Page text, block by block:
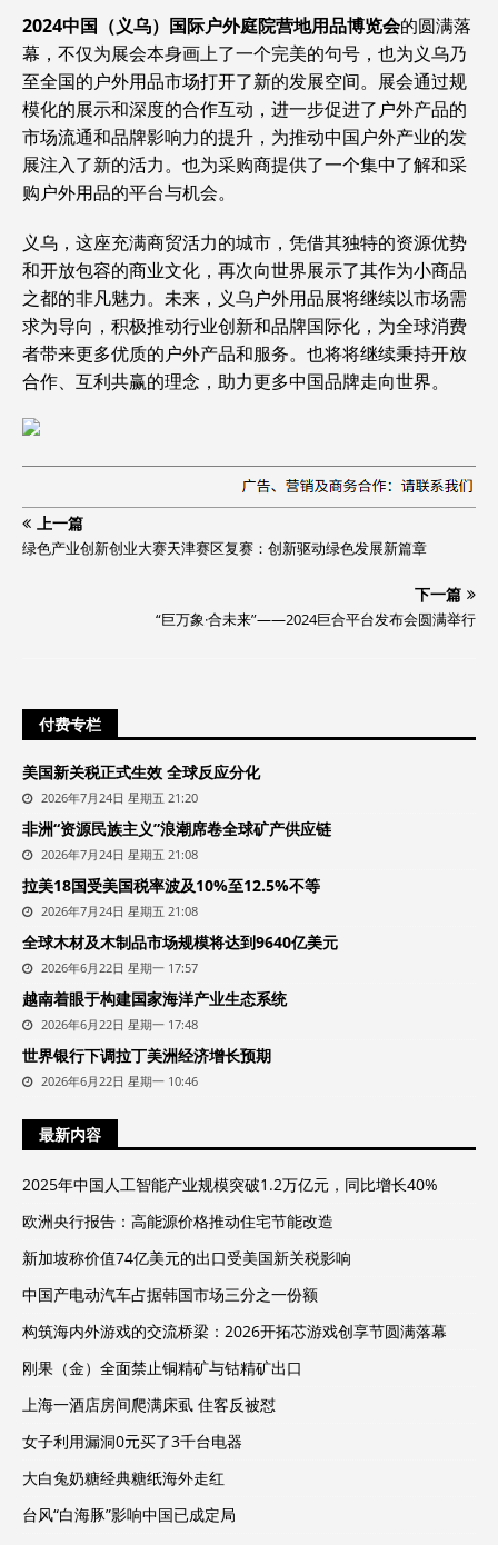
2024中国（义乌）国际户外庭院营地用品博览会的圆满落
幕，不仅为展会本身画上了一个完美的句号，也为义乌乃
至全国的户外用品市场打开了新的发展空间。展会通过规
模化的展示和深度的合作互动，进一步促进了户外产品的
市场流通和品牌影响力的提升，为推动中国户外产业的发
展注入了新的活力。也为采购商提供了一个集中了解和采
购户外用品的平台与机会。
义乌，这座充满商贸活力的城市，凭借其独特的资源优势
和开放包容的商业文化，再次向世界展示了其作为小商品
之都的非凡魅力。未来，义乌户外用品展将继续以市场需
求为导向，积极推动行业创新和品牌国际化，为全球消费
者带来更多优质的户外产品和服务。也将将继续秉持开放
合作、互利共赢的理念，助力更多中国品牌走向世界。
上一篇
绿色产业创新创业大赛天津赛区复赛：创新驱动绿色发展新篇章
下一篇
“巨万象·合未来”——2024巨合平台发布会圆满举行
付费专栏
美国新关税正式生效 全球反应分化
2026年7月24日 星期五 21:20
非洲“资源民族主义”浪潮席卷全球矿产供应链
2026年7月24日 星期五 21:08
拉美18国受美国税率波及10%至12.5%不等
2026年7月24日 星期五 21:08
全球木材及木制品市场规模将达到9640亿美元
2026年6月22日 星期一 17:57
越南着眼于构建国家海洋产业生态系统
2026年6月22日 星期一 17:48
世界银行下调拉丁美洲经济增长预期
2026年6月22日 星期一 10:46
最新内容
2025年中国人工智能产业规模突破1.2万亿元，同比增长40%
欧洲央行报告：高能源价格推动住宅节能改造
新加坡称价值74亿美元的出口受美国新关税影响
中国产电动汽车占据韩国市场三分之一份额
构筑海内外游戏的交流桥梁：2026开拓芯游戏创享节圆满落幕
刚果（金）全面禁止铜精矿与钴精矿出口
上海一酒店房间爬满床虱 住客反被怼
女子利用漏洞0元买了3千台电器
大白兔奶糖经典糖纸海外走红
台风“白海豚”影响中国已成定局